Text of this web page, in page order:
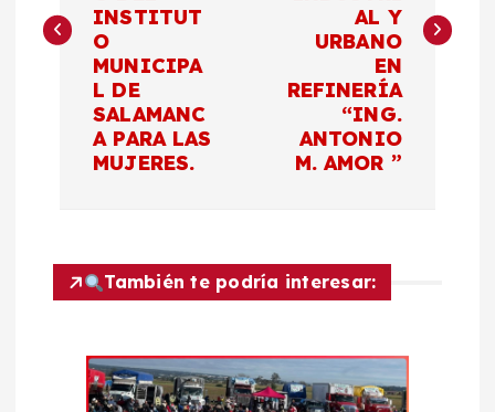
e
ó
INSTITUT
O
MUNICIPA
L DE
SALAMANC
A PARA LAS
MUJERES.
AL Y
URBANO
EN
REFINERÍA
“ING.
ANTONIO
M. AMOR ”
También te podría interesar: